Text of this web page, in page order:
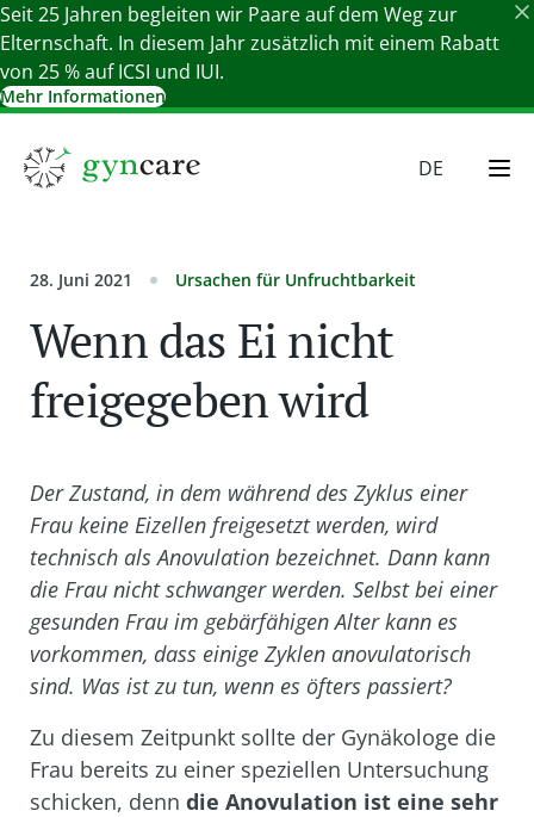
Seit 25 Jahren begleiten wir Paare auf dem Weg zur
Elternschaft. In diesem Jahr zusätzlich mit einem Rabatt
von 25 % auf ICSI und IUI.
Mehr Informationen
DE
28. Juni 2021 Ursachen für Unfruchtbarkeit
Wenn das Ei nicht
freigegeben wird
Der Zustand, in dem während des Zyklus einer
Frau keine Eizellen freigesetzt werden, wird
technisch als Anovulation bezeichnet. Dann kann
die Frau nicht schwanger werden. Selbst bei einer
gesunden Frau im gebärfähigen Alter kann es
vorkommen, dass einige Zyklen anovulatorisch
sind. Was ist zu tun, wenn es öfters passiert?
Zu diesem Zeitpunkt sollte der Gynäkologe die
Frau bereits zu einer speziellen Untersuchung
schicken, denn die Anovulation ist eine sehr